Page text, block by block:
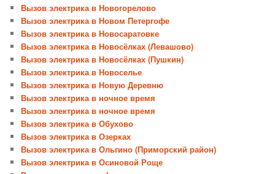
Вызов электрика в Новогорелово
Вызов электрика в Новом Петергофе
Вызов электрика в Новосаратовке
Вызов электрика в Новосёлках (Левашово)
Вызов электрика в Новосёлках (Пушкин)
Вызов электрика в Новоселье
Вызов электрика в Новую Деревню
Вызов электрика в ночное время
Вызов электрика в ночное время
Вызов электрика в Обухово
Вызов электрика в Озерках
Вызов электрика в Ольгино (Приморский район)
Вызов электрика в Осиновой Роще